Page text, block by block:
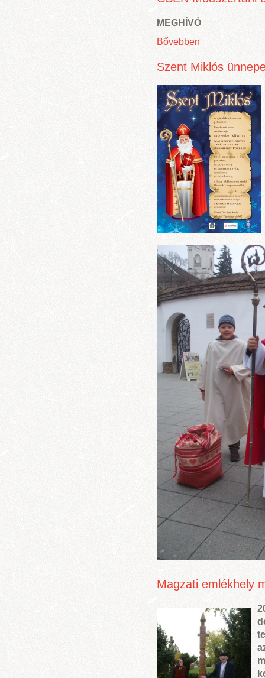
MEGHÍVÓ
Bővebben
Szent Miklós
Magzati emlékhely